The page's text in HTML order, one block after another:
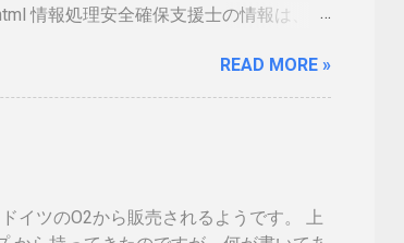
情報処理安全確保支援士の情報は、あ
変わるらしい。（ゴールドとか運転免許
ジタル庁云々の話の流れで、マイナンバ
年月日の部分だけ加工しました。 ※登
合隠しても意味がないです 裏 「登録
で、やめるかを決める事になるかと思い
READ MORE »
イツのO2から販売されるようです。 上